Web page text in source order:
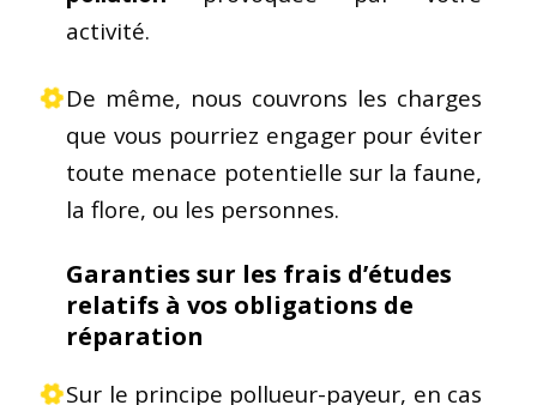
activité.
De même, nous couvrons les charges
que vous pourriez engager pour éviter
toute menace potentielle sur la faune,
la flore, ou les personnes.
Garanties sur les frais d’études
relatifs à vos obligations de
réparation
Sur le principe pollueur-payeur, en cas